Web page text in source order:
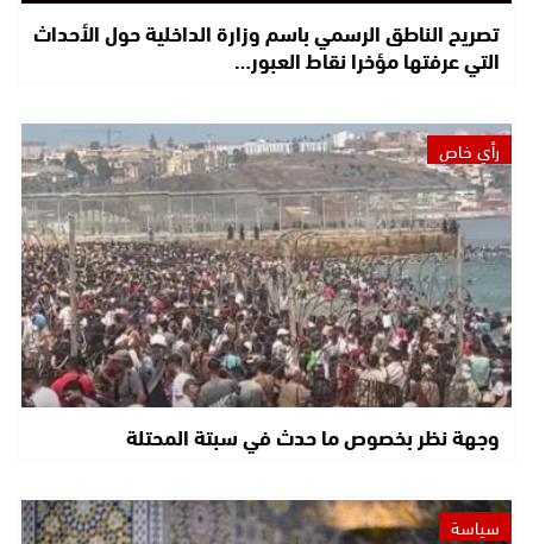
تصريح الناطق الرسمي باسم وزارة الداخلية حول الأحداث
التي عرفتها مؤخرا نقاط العبور…
رأي خاص
وجهة نظر بخصوص ما حدث في سبتة المحتلة
سياسة